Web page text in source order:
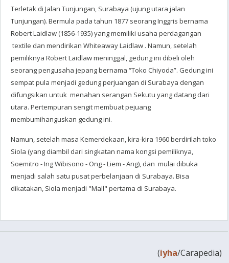
Terletak di Jalan Tunjungan, Surabaya (ujung utara jalan
Tunjungan). Bermula pada tahun 1877 seorang Inggris bernama
Robert Laidlaw (1856-1935) yang memiliki usaha perdagangan
textile dan mendirikan Whiteaway Laidlaw . Namun, setelah
pemiliknya Robert Laidlaw meninggal, gedung ini dibeli oleh
seorang pengusaha jepang bernama “Toko Chiyoda”. Gedung ini
sempat pula menjadi gedung perjuangan di Surabaya dengan
difungsikan untuk menahan serangan Sekutu yang datang dari
utara. Pertempuran sengit membuat pejuang
membumihanguskan gedung ini.
Namun, setelah masa Kemerdekaan, kira-kira 1960 berdirilah toko
Siola (yang diambil dari singkatan nama kongsi pemiliknya,
Soemitro - Ing Wibisono - Ong - Liem - Ang), dan mulai dibuka
menjadi salah satu pusat perbelanjaan di Surabaya. Bisa
dikatakan, Siola menjadi "Mall" pertama di Surabaya.
(iyha/Carapedia)